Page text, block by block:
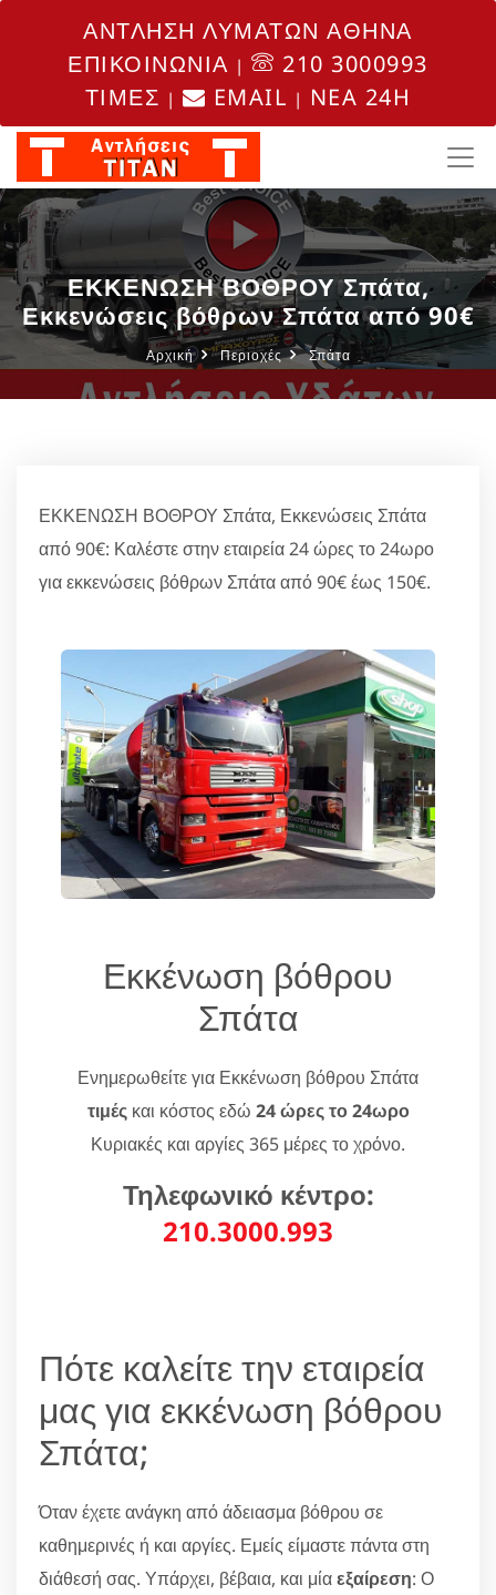
ΑΝΤΛΗΣΗ ΛΥΜΑΤΩΝ ΑΘΗΝΑ
ΕΠΙΚΟΙΝΩΝΙΑ |
210 3000993
ΤΙΜΕΣ | EMAIL | NEA 24H
ΕΚΚΕΝΩΣΗ ΒΟΘΡΟΥ Σπάτα,
Εκκενώσεις βόθρων Σπάτα από 90€
Αρχική Περιοχές Σπάτα
ΕΚΚΕΝΩΣΗ ΒΟΘΡΟΥ Σπάτα, Εκκενώσεις Σπάτα
από 90€: Καλέστε στην εταιρεία 24 ώρες το 24ωρο
για εκκενώσεις βόθρων Σπάτα από 90€ έως 150€.
Εκκένωση βόθρου
Σπάτα
Ενημερωθείτε για Εκκένωση βόθρου Σπάτα
τιμέςκαι κόστος εδώ 24 ώρες το 24ωρο
Κυριακές και αργίες 365 μέρες το χρόνο.
Τηλεφωνικό κέντρο:
210.3000.993
Πότε καλείτε την εταιρεία
μας για εκκένωση βόθρου
Σπάτα;
Όταν έχετε ανάγκη από άδειασμα βόθρου σε
καθημερινές ή και αργίες. Εμείς είμαστε πάντα στη
διάθεσή σας. Υπάρχει, βέβαια, και μίαεξαίρεση: Ο